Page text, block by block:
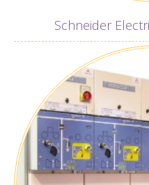
Schneider